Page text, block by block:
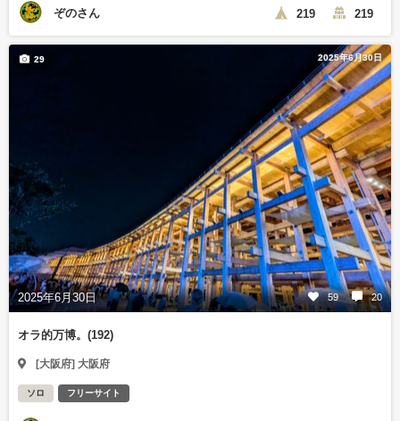
ぞのさん 219 219
2025年6月30日
2025年6月30日 59 20
29
オラ的万博。(192)
[大阪府] 大阪府
ソロ フリーサイト